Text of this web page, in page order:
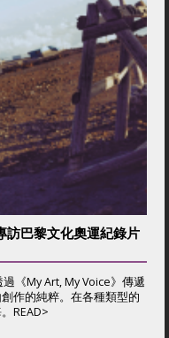
訪巴黎文化奧運紀錄片
《My Art, My Voice》傳遞
作的純粹。在各種類型的
READ>